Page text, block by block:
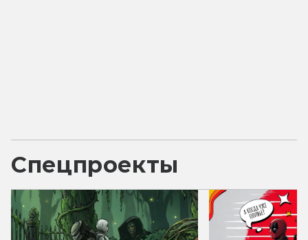
Спецпроекты